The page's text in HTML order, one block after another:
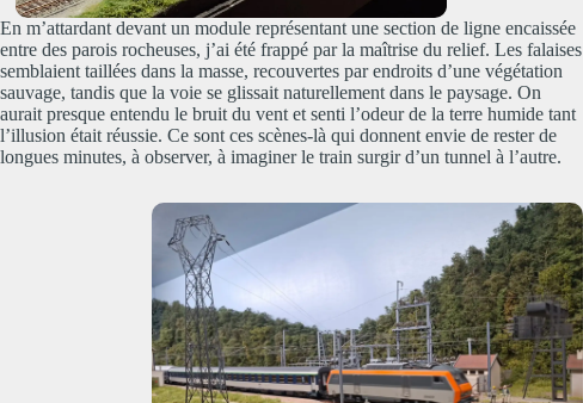
En m’attardant devant un module représentant une section de ligne encaissée
entre des parois rocheuses, j’ai été frappé par la maîtrise du relief. Les falaises
semblaient taillées dans la masse, recouvertes par endroits d’une végétation
sauvage, tandis que la voie se glissait naturellement dans le paysage. On
aurait presque entendu le bruit du vent et senti l’odeur de la terre humide tant
l’illusion était réussie. Ce sont ces scènes-là qui donnent envie de rester de
longues minutes, à observer, à imaginer le train surgir d’un tunnel à l’autre.